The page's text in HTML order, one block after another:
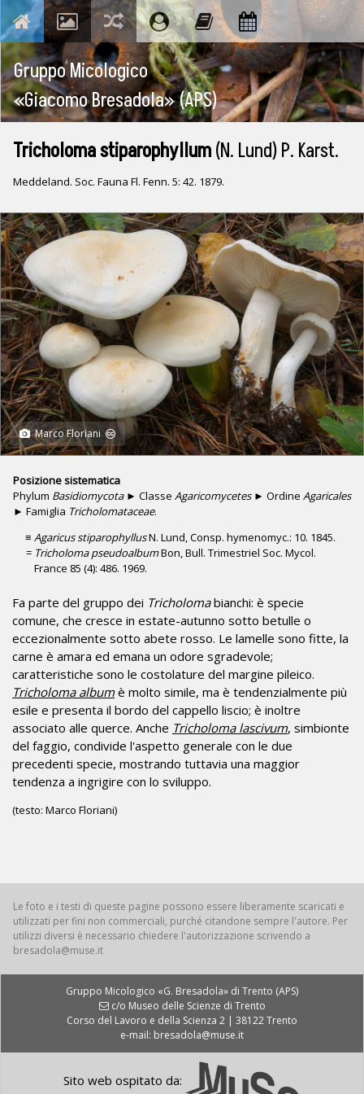
Gruppo Micologico
«Giacomo Bresadola»(APS)
Tricholoma stiparophyllum(N. Lund) P. Karst.
Meddeland. Soc. Fauna Fl. Fenn. 5: 42. 1879.
Marco Floriani
Posizione sistematica
Phylum Basidiomycota► Classe Agaricomycetes► Ordine Agaricales
► Famiglia Tricholomataceae.
Agaricus stiparophyllusN. Lund, Consp. hymenomyc.: 10. 1845.
Tricholoma pseudoalbumBon, Bull. Trimestriel Soc. Mycol.
France 85 (4): 486. 1969.
Fa parte del gruppo dei Tricholomabianchi: è specie
comune, che cresce in estate-autunno sotto betulle o
eccezionalmente sotto abete rosso. Le lamelle sono fitte, la
carne è amara ed emana un odore sgradevole;
caratteristiche sono le costolature del margine pileico.
Tricholoma albumè molto simile, ma è tendenzialmente più
esile e presenta il bordo del cappello liscio; è inoltre
associato alle querce. Anche Tricholoma lascivum, simbionte
del faggio, condivide l'aspetto generale con le due
precedenti specie, mostrando tuttavia una maggior
tendenza a ingrigire con lo sviluppo.
(testo: Marco Floriani)
Le foto e i testi di queste pagine possono essere liberamente scaricati e
utilizzati per fini non commerciali, purché citandone sempre l'autore. Per
utilizzi diversi è necessario chiedere l'autorizzazione scrivendo a
bresadola@muse.it
Gruppo Micologico «G. Bresadola» di Trento (APS)
c/o Museo delle Scienze di Trento
Corso del Lavoro e della Scienza 2 | 38122 Trento
e-mail: bresadola@muse.it
Sito web ospitato da: